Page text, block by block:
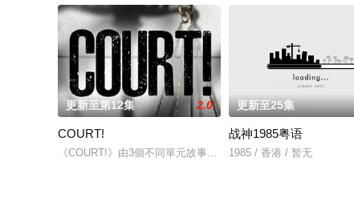
更新至第12集 2.0
COURT!
《COURT!》由3個不同單元故事組成，描繪基於不同觀點角度
更新至25集
战神1985粤语
1985 / 香港 / 暂无